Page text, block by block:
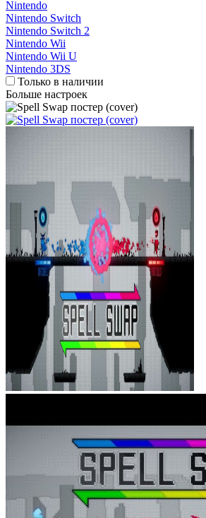
Nintendo
Nintendo Switch
Nintendo Switch 2
Nintendo Wii
Nintendo Wii U
Nintendo 3DS
Только в наличии
Больше настроек